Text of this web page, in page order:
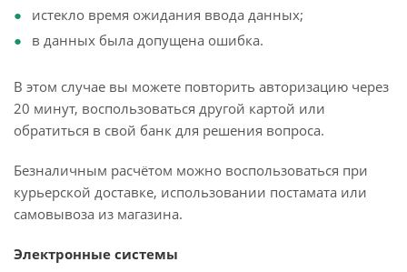
истекло время ожидания ввода данных;
в данных была допущена ошибка.
В этом случае вы можете повторить авторизацию через
20 минут, воспользоваться другой картой или
обратиться в свой банк для решения вопроса.
Безналичным расчётом можно воспользоваться при
курьерской доставке, использовании постамата или
самовывоза из магазина.
Электронные системы